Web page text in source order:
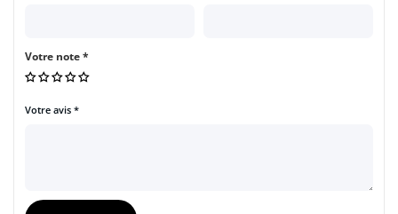
Votre note*
Votre avis *